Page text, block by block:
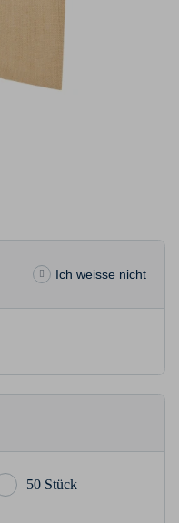
Ich weisse nicht
50 Stück